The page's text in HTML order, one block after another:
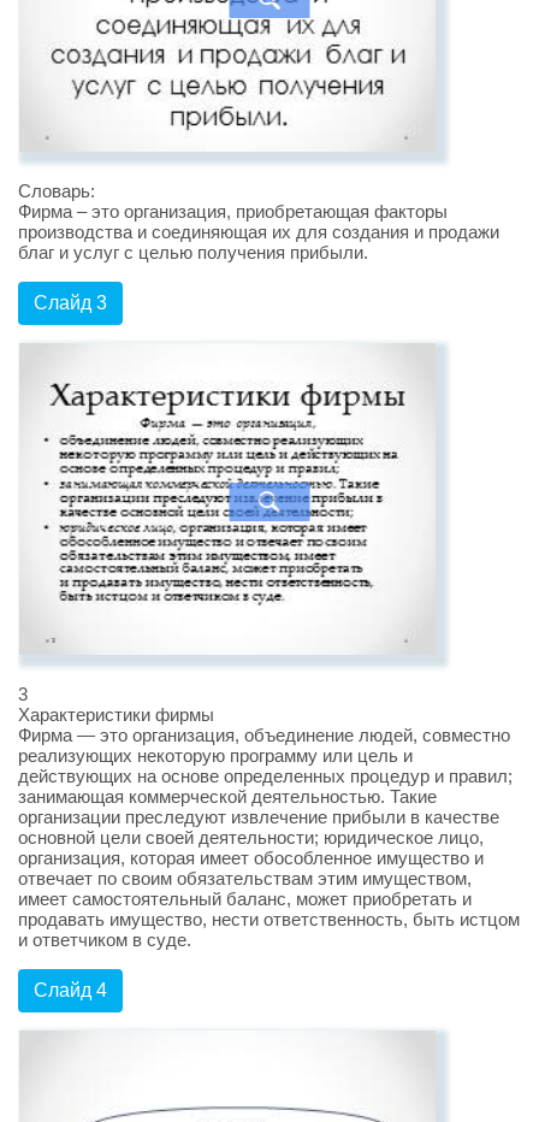
Словарь:
Фирма – это организация, приобретающая факторы
производства и соединяющая их для создания и продажи
благ и услуг с целью получения прибыли.
Слайд 3
3
Характеристики фирмы
Фирма — это организация, объединение людей, совместно
реализующих некоторую программу или цель и
действующих на основе определенных процедур и правил;
занимающая коммерческой деятельностью. Такие
организации преследуют извлечение прибыли в качестве
основной цели своей деятельности; юридическое лицо,
организация, которая имеет обособленное имущество и
отвечает по своим обязательствам этим имуществом,
имеет самостоятельный баланс, может приобретать и
продавать имущество, нести ответственность, быть истцом
и ответчиком в суде.
Слайд 4